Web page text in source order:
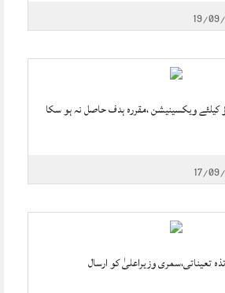
19/
ویکسینیشن ،مقررہ ہدف حاصل نہ ہو سکا
17/
تعیناتی،سمری وزیراعلیٰ کو ارسال